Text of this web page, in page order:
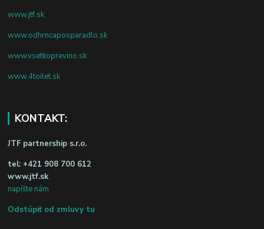
www.jtf.sk
www.odhrncaposparadlo.sk
www.vsetkoprevino.sk
www.4toilet.sk
KONTAKT:
JTF partnership s.r.o.
tel: +421 908 700 612
www.jtf.sk
napíšte nám
Odstúpiť od zmluvy tu